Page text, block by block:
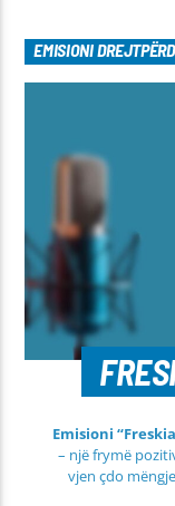
EMISIONI
Emisioni
– një frymë
vjen çdo